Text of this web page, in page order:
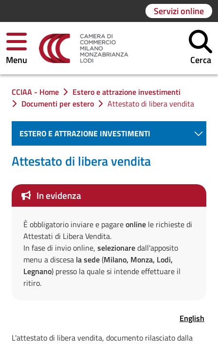
Servizi online
Menu Cerca
Ti trovi in:
CCIAA - Home
Estero e attrazione investimenti
Documenti per estero
Attestato di libera vendita
ESTERO E ATTRAZIONE INVESTIMENTI
Attestato di libera vendita
In evidenza
È obbligatorio inviare e pagareonline le richieste di
Attestati di Libera Vendita.
In fase di invio online, selezionaredall'apposito
menu a discesa la sede(Milano, Monza, Lodi,
Legnano) presso la quale si intende effettuare il
ritiro.
English
L'attestato di libera vendita, documento rilasciato dalla